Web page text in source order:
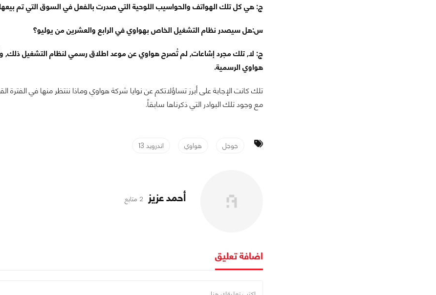
ج: هي كل تلك الهواتف والحواسيب اللوحية التي صدرت بالفعل في السوق التي تم
س:هل سيصدر نظام التشغيل الخاص بهواوي في الرابع والعشرين من يوليو؟
ج: لا, تلك مجرد إشاعات, لم تُصرح هواوي عن موعد اطلاق رسمي لنظام التشغيل ذلك,
هواوي الرسمية.
تلك كانت الإجابة على أبرز تساؤلاتكم عن نوايا شركة هواوي وماذا ننتظر منها في
مع وجود تلك البوادر التي ذكرناها سابقاً.
جوجل هواوي اندرويد 13
أحمد عزيز 2 متابع
اضافة تعليق